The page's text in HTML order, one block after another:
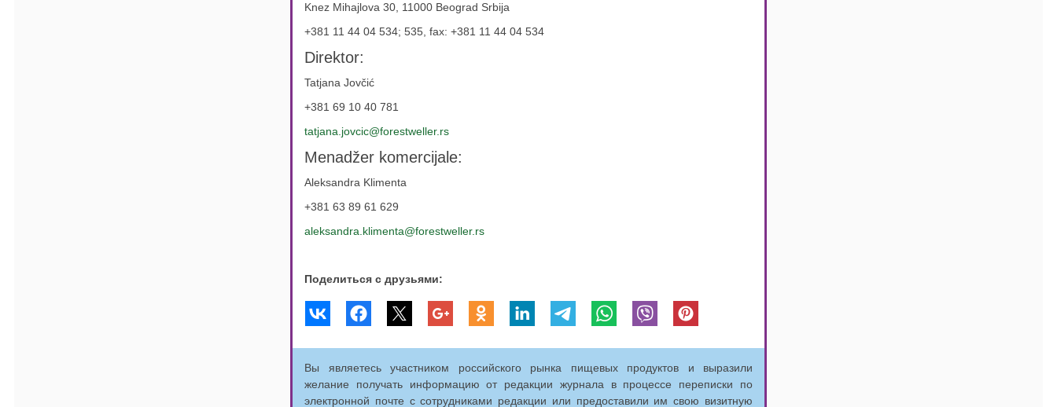
Knez Mihajlova 30, 11000 Beograd Srbija
+381 11 44 04 534; 535, fax: +381 11 44 04 534
Direktor:
Tatjana Jovčić
+381 69 10 40 781
tatjana.jovcic@forestweller.rs
Menadžer komercijale:
Aleksandra Klimenta
+381 63 89 61 629
aleksandra.klimenta@forestweller.rs
Поделиться с друзьями:
Вы являетесь участником российского рынка пищевых продуктов и выразили
желание получать информацию от редакции журнала в процессе переписки по
электронной почте с сотрудниками редакции или предоставили им свою визитную